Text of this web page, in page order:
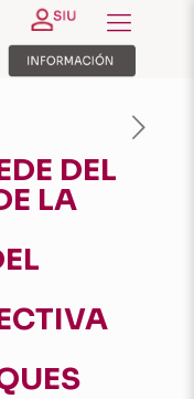
DEL
LA